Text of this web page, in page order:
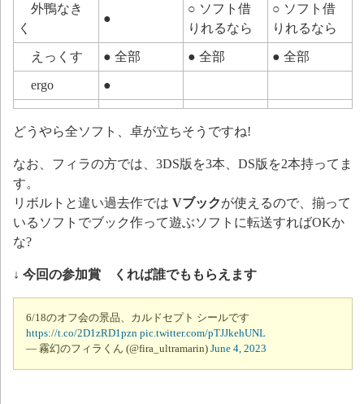
外鴨なき
く
●
○ ソフト借
りれるなら
○ ソフト借
りれるなら
えっくす ● 全部 ● 全部 ● 全部
ergo ●
どうやら全ソフト、卓が立ちそうですね!
なお、フィラの方では、3DS版を3本、DS版を2本持ってま
す。
リボルトと違い過去作では Vブックが使えるので、揃って
いるソフトでブック作って遊ぶソフトに転送すればOKか
な?
↓ 今回の参加賞 くれば誰でももらえます
6/18のオフ会の景品、カルドセプト シールです
https://t.co/2D1zRD1pzn pic.twitter.com/pTJJkehUNL
— 霧幻のフィラくん (@fira_ultramarin) June 4, 2023